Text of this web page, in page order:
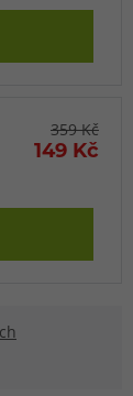
359 Kč
149 Kč